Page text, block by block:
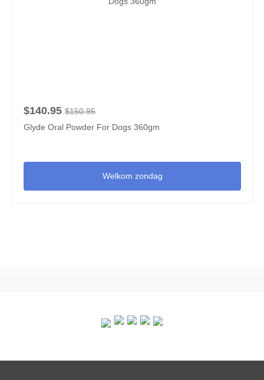
$140.95 $150.95
Glyde Oral Powder For Dogs 360gm
Welkom zondag